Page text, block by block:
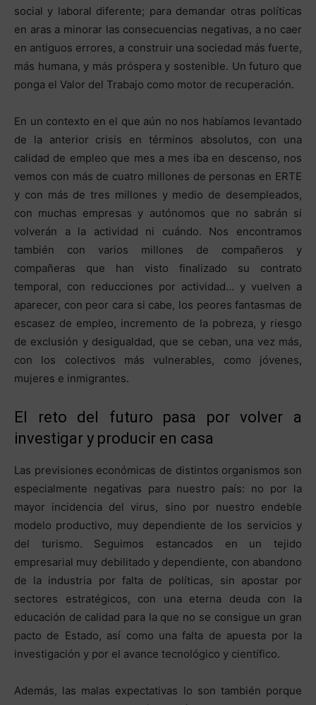
social y laboral diferente; para demandar otras políticas
en aras a minorar las consecuencias negativas, a no caer
en antiguos errores, a construir una sociedad más fuerte,
más humana, y más próspera y sostenible. Un futuro que
ponga el Valor del Trabajo como motor de recuperación.
En un contexto en el que aún no nos habíamos levantado
de la anterior crisis en términos absolutos, con una
calidad de empleo que mes a mes iba en descenso, nos
vemos con más de cuatro millones de personas en ERTE
y con más de tres millones y medio de desempleados,
con muchas empresas y autónomos que no sabrán si
volverán a la actividad ni cuándo. Nos encontramos
también con varios millones de compañeros y
compañeras que han visto finalizado su contrato
temporal, con reducciones por actividad… y vuelven a
aparecer, con peor cara si cabe, los peores fantasmas de
escasez de empleo, incremento de la pobreza, y riesgo
de exclusión y desigualdad, que se ceban, una vez más,
con los colectivos más vulnerables, como jóvenes,
mujeres e inmigrantes.
El reto del futuro pasa por volver a
investigar y producir en casa
Las previsiones económicas de distintos organismos son
especialmente negativas para nuestro país: no por la
mayor incidencia del virus, sino por nuestro endeble
modelo productivo, muy dependiente de los servicios y
del turismo. Seguimos estancados en un tejido
empresarial muy debilitado y dependiente, con abandono
de la industria por falta de políticas, sin apostar por
sectores estratégicos, con una eterna deuda con la
educación de calidad para la que no se consigue un gran
pacto de Estado, así como una falta de apuesta por la
investigación y por el avance tecnológico y científico.
Además, las malas expectativas lo son también porque